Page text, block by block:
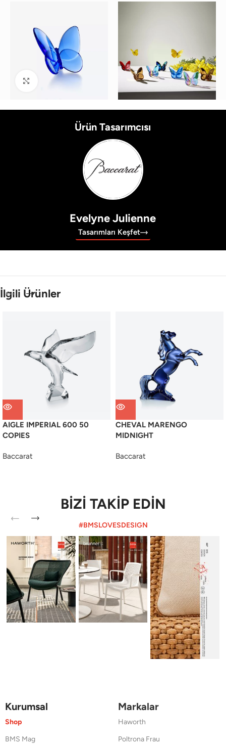
Büyütmek için tıklayın
Ürün Tasarımcısı
Evelyne Julienne
Tasarımları Keşfet
İlgili Ürünler
AIGLE IMPERIAL 600 50
COPIES
Baccarat
CHEVAL MARENGO
MIDNIGHT
Baccarat
BİZİ TAKİP EDİN
#BMSLOVESDESIGN
Kurumsal
Shop
BMS Mag
Markalar
Haworth
Poltrona Frau